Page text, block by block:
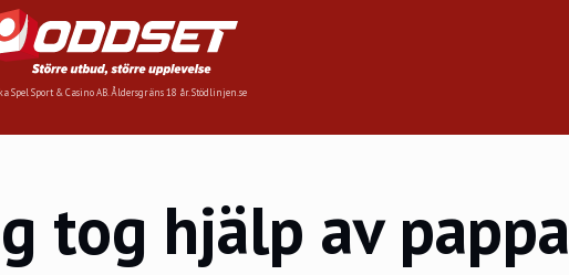
Spel Sport & Casino AB. Åldersgräns 18 år. Stödlinjen.se
tog hjälp av pappa